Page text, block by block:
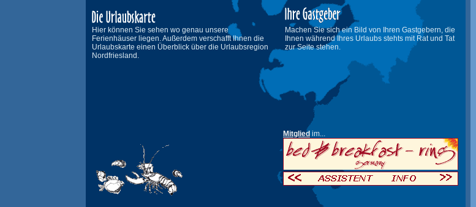
Hier können Sie sehen wo genau unsere
Ferienhäuser liegen. Außerdem verschafft Ihnen die
Urlaubskarte einen Überblick über die Urlaubsregion
Nordfriesland.
Machen Sie sich ein Bild von Ihren Gastgebern, die
Ihnen während Ihres Urlaubs stehts mit Rat und Tat
zur Seite stehen.
Mitgliedim...